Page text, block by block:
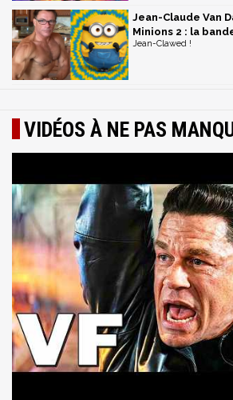
Jean-Claude Van
Minions 2 : la
Jean-Clawed !
VIDÉOS À NE PAS